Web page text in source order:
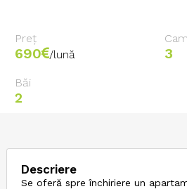
Preț
690 /lună 3
Băi
2
Descriere
Se oferă spre închiriere un